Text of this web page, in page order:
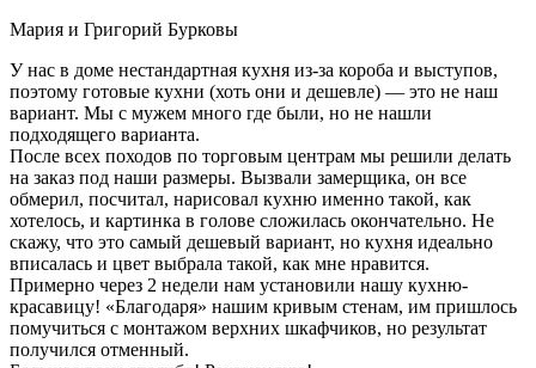
Мария и Григорий Бурковы
У нас в доме нестандартная кухня из-за короба и выступов,
поэтому готовые кухни (хоть они и дешевле) — это не наш
вариант. Мы с мужем много где были, но не нашли
подходящего варианта.
После всех походов по торговым центрам мы решили делать
на заказ под наши размеры. Вызвали замерщика, он все
обмерил, посчитал, нарисовал кухню именно такой, как
хотелось, и картинка в голове сложилась окончательно. Не
скажу, что это самый дешевый вариант, но кухня идеально
вписалась и цвет выбрала такой, как мне нравится.
Примерно через 2 недели нам установили нашу кухню-
красавицу! «Благодаря» нашим кривым стенам, им пришлось
помучиться с монтажом верхних шкафчиков, но результат
получился отменный.